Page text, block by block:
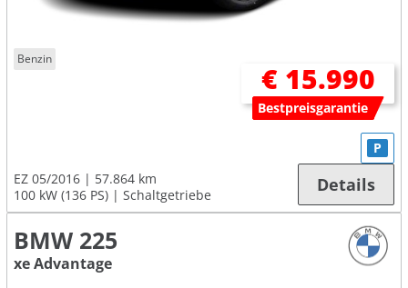
Benzin
€ 15.990
Bestpreisgarantie
EZ 05/2016
57.864 km
100 kW (136 PS)
Schaltgetriebe
P
Details
BMW 225
xe Advantage